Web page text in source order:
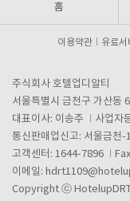
홈
이용약관 유료서
주식회사 호텔업디알티
서울특별시 금천구 가산동
대표이사: 이송주
사업자
통신판매업신고: 서울금천-
고객센터: 1644-7896
이메일:
Copyright ⓒ